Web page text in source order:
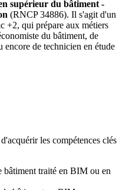
supérieur du bâtiment -
(RNCP 34886). Il s'agit d'un
+2, qui prépare aux métiers
du bâtiment, de
encore de technicien en étude
les compétences clés
traité en BIM ou en
bâtiment en maîtrise d'œuvre
les compétences clés
bâtiment traité en BIM ou en